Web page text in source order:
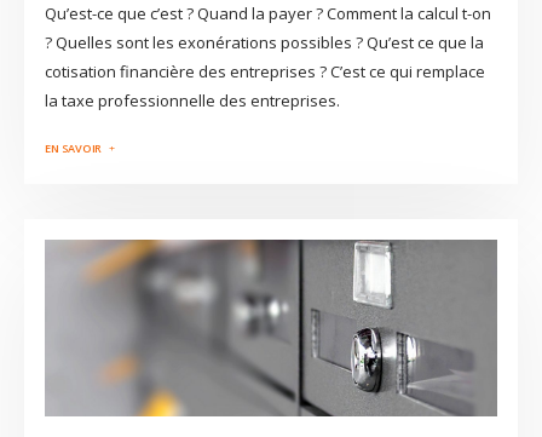
Qu’est-ce que c’est ? Quand la payer ? Comment la calcul t-on
? Quelles sont les exonérations possibles ? Qu’est ce que la
cotisation financière des entreprises ? C’est ce qui remplace
la taxe professionnelle des entreprises.